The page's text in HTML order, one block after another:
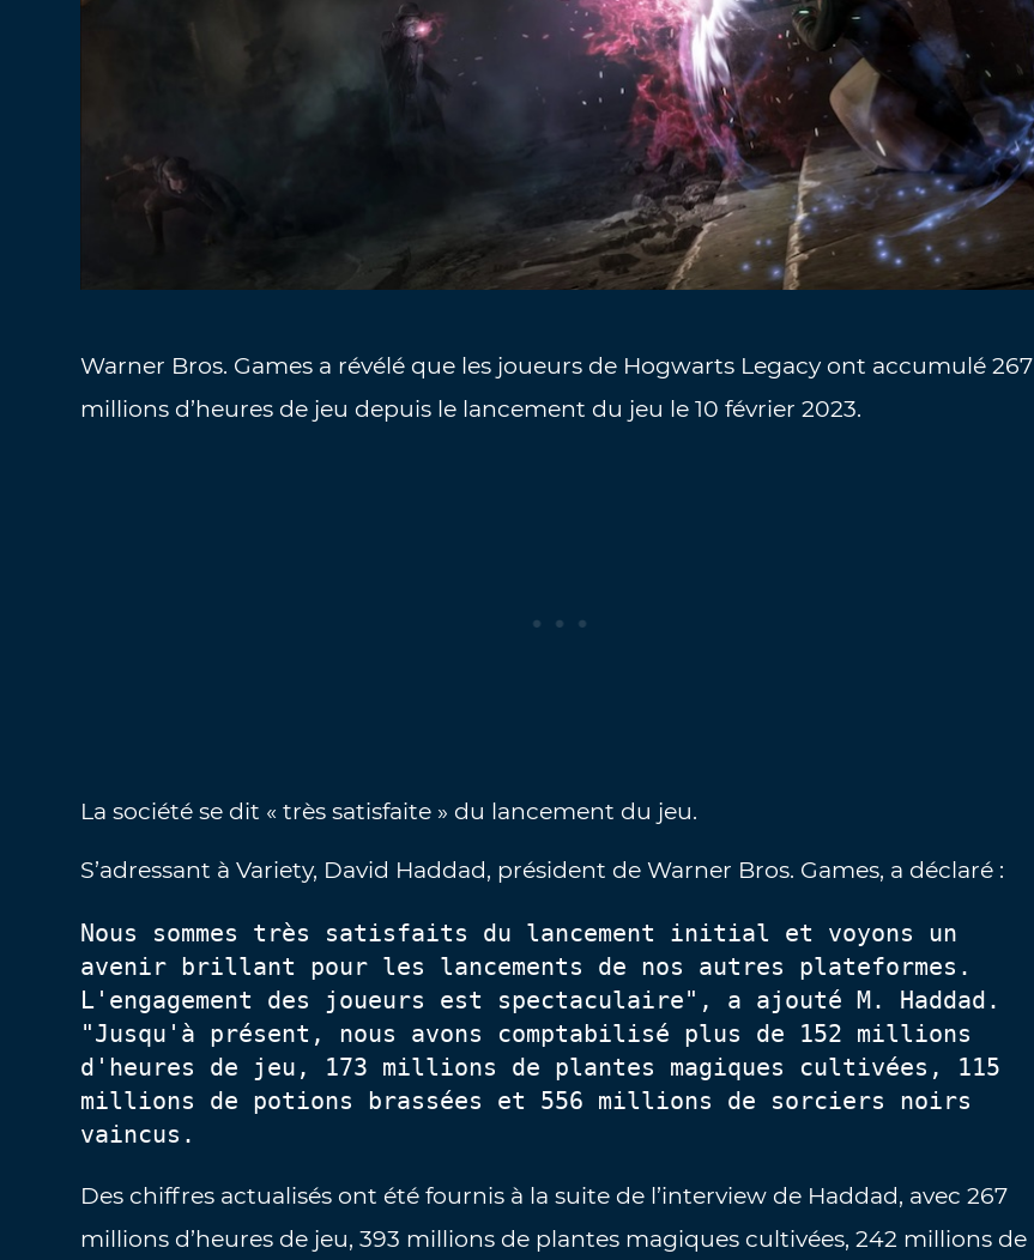
Warner Bros. Games a révélé que les joueurs de Hogwarts Legacy ont accumulé 267
millions d’heures de jeu depuis le lancement du jeu le 10 février 2023.
La société se dit « très satisfaite » du lancement du jeu.
S’adressant à Variety, David Haddad, président de Warner Bros. Games, a déclaré :
Nous sommes très satisfaits du lancement initial et voyons un
avenir brillant pour les lancements de nos autres plateformes.
L'engagement des joueurs est spectaculaire", a ajouté M. Haddad.
"Jusqu'à présent, nous avons comptabilisé plus de 152 millions
d'heures de jeu, 173 millions de plantes magiques cultivées, 115
millions de potions brassées et 556 millions de sorciers noirs
vaincus.
Des chiffres actualisés ont été fournis à la suite de l’interview de Haddad, avec 267
millions d’heures de jeu, 393 millions de plantes magiques cultivées, 242 millions de